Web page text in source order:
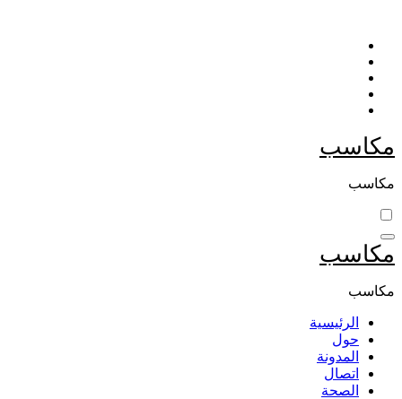
التجاوز
المحتوى
مكاسب
مكاسب
مكاسب
مكاسب
الرئيسية
حول
المدونة
اتصال
الصحة